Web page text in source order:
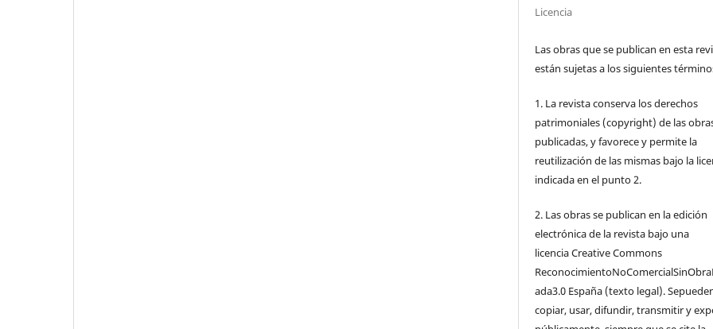
Licencia
Las obras que se publican en esta
están sujetas a los siguientes
1. La revista conserva los derechos
patrimoniales (copyright) de las
publicadas, y favorece y permite la
reutilización de las mismas bajo la
indicada en el punto 2.
2. Las obras se publican en la edición
electrónica de la revista bajo una
licencia Creative Commons
ada3.0 España (texto legal).
copiar, usar, difundir, transmitir y